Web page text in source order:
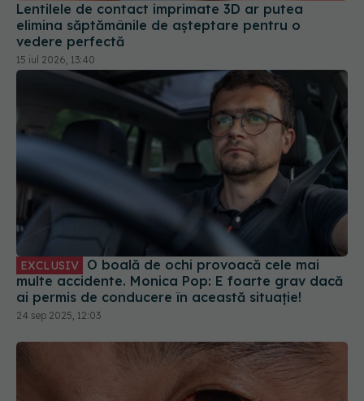
Lentilele de contact imprimate 3D ar putea
elimina săptămânile de așteptare pentru o
vedere perfectă
15 iul 2026, 13:40
EXCLUSIV
multe accidente. Monica Pop: E foarte grav dacă
ai permis de conducere în această situație!
24 sep 2025, 12:03